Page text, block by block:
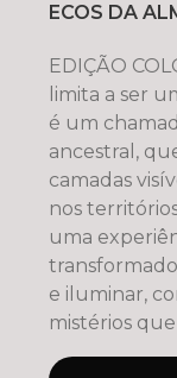
ECOS DA
EDIÇÃO
limita a ser
é um
ancestral,
camadas
nos
uma
e iluminar,
mistérios